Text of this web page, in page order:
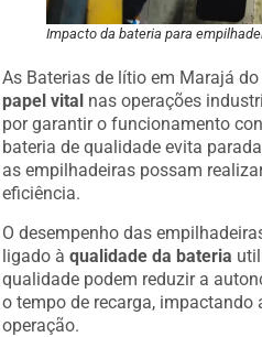
Impacto da bateria para
As Baterias de lítio em Marajá
papel vital nas operações
por garantir o funcionamento
bateria de qualidade evita
as empilhadeiras possam
eficiência.
O desempenho das
ligado àqualidade da bateria
qualidade podem reduzir a
o tempo de recarga, impactando
operação.